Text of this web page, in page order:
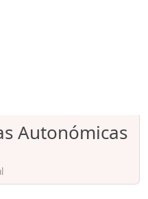
Autonómicas